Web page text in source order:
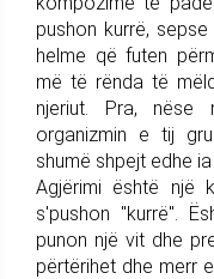
pushon kurrë,
helme që futen
më të rënda të
njeriut. Pra,
organizmin e tij
shumë shpejt edhe
Agjërimi është një
s'pushon "kurrë".
punon një vit dhe
përtërihet dhe merr